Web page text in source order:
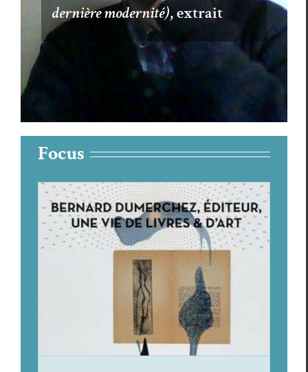
dernière modernité), extrait
Focus
Bernard Dumerchez, quarante ans
de livres pour l’éternité
Focus